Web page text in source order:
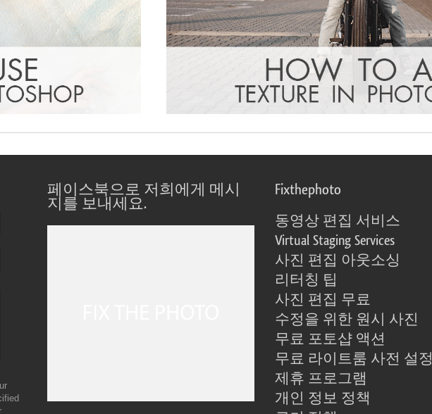
페이스북으로 저희에게 메시
지를 보내세요.
Fixthephoto
동영상 편집 서비스
Virtual Staging Services
사진 편집 아웃소싱
리터칭 팁
사진 편집 무료
수정을 위한 원시 사진
무료 포토샵 액션
무료 라이트룸 사전 설정
제휴 프로그램
개인 정보 정책